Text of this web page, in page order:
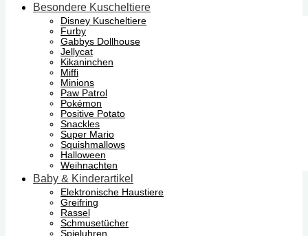
Besondere Kuscheltiere
Disney Kuscheltiere
Furby
Gabbys Dollhouse
Jellycat
Kikaninchen
Miffi
Minions
Paw Patrol
Pokémon
Positive Potato
Snackles
Super Mario
Squishmallows
Halloween
Weihnachten
Baby & Kinderartikel
Elektronische Haustiere
Greifring
Rassel
Schmusetücher
Spieluhren